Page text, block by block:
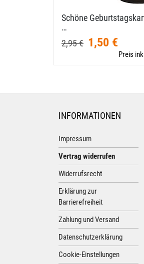
Schöne
…
2,95 € 1,50 €
Preis
INFORMATIONEN
Impressum
Vertrag widerrufen
Widerrufsrecht
Erklärung zur
Barrierefreiheit
Zahlung und Versand
Datenschutzerklärung
Cookie-Einstellungen